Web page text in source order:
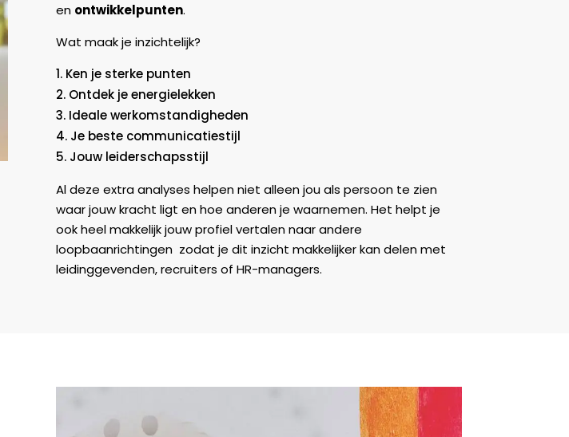
en ontwikkelpunten.
Wat maak je inzichtelijk?
Ken je sterke punten
Ontdek je energielekken
Ideale werkomstandigheden
Je beste communicatiestijl
Jouw leiderschapsstijl
Al deze extra analyses helpen niet alleen jou als persoon te zien
waar jouw kracht ligt en hoe anderen je waarnemen. Het helpt je
ook heel makkelijk jouw profiel vertalen naar andere
loopbaanrichtingen zodat je dit inzicht makkelijker kan delen met
leidinggevenden, recruiters of HR-managers.